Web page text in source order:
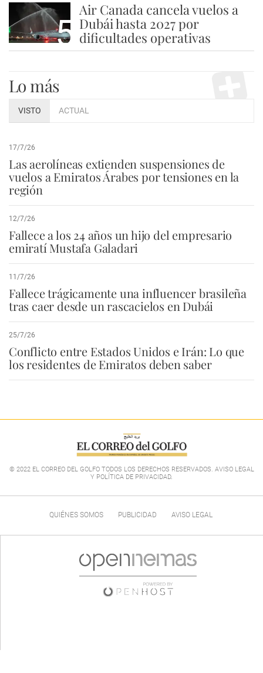
5
Air Canada cancela vuelos a
Dubái hasta 2027 por
dificultades operativas
Lo más
VISTO ACTUAL
17/7/26
Las aerolíneas extienden suspensiones de
vuelos a Emiratos Árabes por tensiones en la
región
12/7/26
Fallece a los 24 años un hijo del empresario
emiratí Mustafa Galadari
11/7/26
Fallece trágicamente una influencer brasileña
tras caer desde un rascacielos en Dubái
25/7/26
Conflicto entre Estados Unidos e Irán: Lo que
los residentes de Emiratos deben saber
© 2022 EL CORREO DEL GOLFO TODOS LOS DERECHOS RESERVADOS. AVISO LEGAL
Y POLÍTICA DE PRIVACIDAD.
QUIÉNES SOMOS PUBLICIDAD AVISO LEGAL